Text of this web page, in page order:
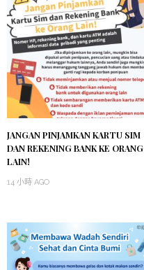
JANGAN PINJAMKAN KARTU SIM
DAN REKENING BANK KE ORANG
LAIN!
14 小時 AGO